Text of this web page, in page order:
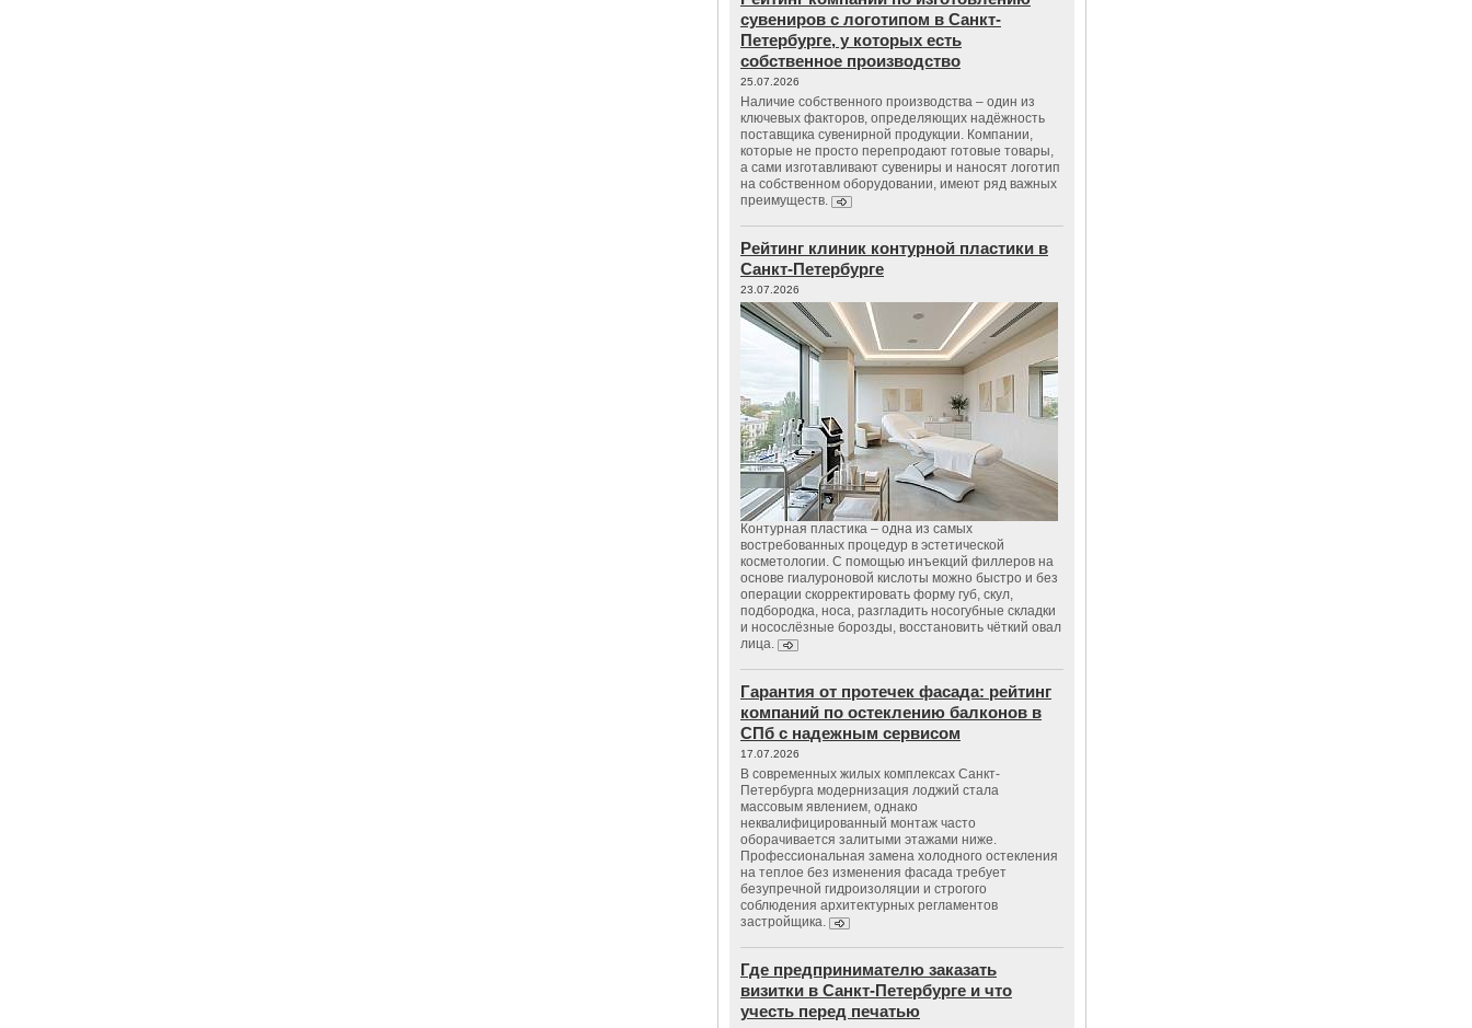
сувениров с логотипом в Санкт-
Петербурге, у которых есть
собственное производство
25.07.2026
Наличие собственного производства – один из
ключевых факторов, определяющих надёжность
поставщика сувенирной продукции. Компании,
которые не просто перепродают готовые товары,
а сами изготавливают сувениры и наносят логотип
на собственном оборудовании, имеют ряд важных
преимуществ.
Рейтинг клиник контурной пластики в
Санкт-Петербурге
23.07.2026
Контурная пластика – одна из самых
востребованных процедур в эстетической
косметологии. С помощью инъекций филлеров на
основе гиалуроновой кислоты можно быстро и без
операции скорректировать форму губ, скул,
подбородка, носа, разгладить носогубные складки
и носослёзные борозды, восстановить чёткий овал
лица.
Гарантия от протечек фасада: рейтинг
компаний по остеклению балконов в
СПб с надежным сервисом
17.07.2026
В современных жилых комплексах Санкт-
Петербурга модернизация лоджий стала
массовым явлением, однако
неквалифицированный монтаж часто
оборачивается залитыми этажами ниже.
Профессиональная замена холодного остекления
на теплое без изменения фасада требует
безупречной гидроизоляции и строгого
соблюдения архитектурных регламентов
застройщика.
Где предпринимателю заказать
визитки в Санкт-Петербурге и что
учесть перед печатью